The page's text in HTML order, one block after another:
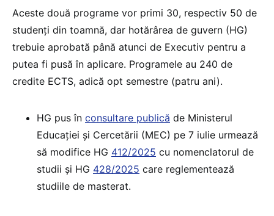
Aceste două programe vor primi 30, respectiv 50 de
studenți din toamnă, dar hotărârea de guvern (HG)
trebuie aprobată până atunci de Executiv pentru a
putea fi pusă în aplicare. Programele au 240 de
credite ECTS, adică opt semestre (patru ani).
HG pus în consultare publică de Ministerul
Educației și Cercetării (MEC) pe 7 iulie urmează
să modifice HG 412/2025 cu nomenclatorul de
studii și HG 428/2025 care reglementează
studiile de masterat.